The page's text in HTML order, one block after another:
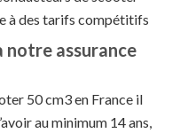
à des tarifs compétitifs
notre assurance
50 cm3 en France il
au minimum 14 ans,